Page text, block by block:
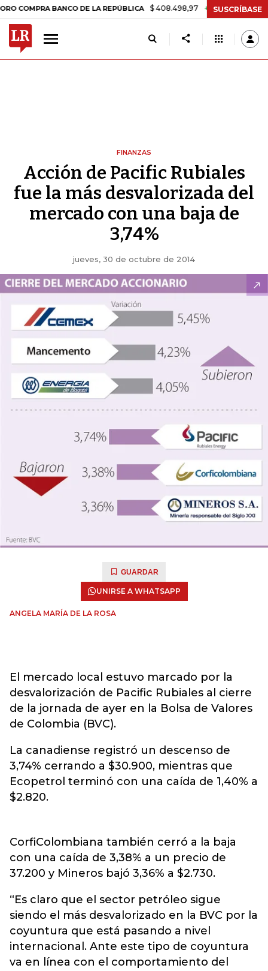
BANCO DE LA REPÚBLICA $ 408.498,97 +$ 8.753,81 +2,19%
SUSCRÍBASE
FINANZAS
Acción de Pacific Rubiales
fue la más desvalorizada del
mercado con una baja de
3,74%
jueves, 30 de octubre de 2014
GUARDAR
UNIRSE A WHATSAPP
ANGELA MARÍA DE LA ROSA
El mercado local estuvo marcado por la
desvalorización de Pacific Rubiales al cierre
de la jornada de ayer en la Bolsa de Valores
de Colombia (BVC).
La canadiense registró un descenso de
3,74% cerrando a $30.900, mientras que
Ecopetrol terminó con una caída de 1,40% a
$2.820.
CorfiColombiana también cerró a la baja
con una caída de 3,38% a un precio de
37.200 y Mineros bajó 3,36% a $2.730.
“Es claro que el sector petróleo sigue
siendo el más desvalorizado en la BVC por la
coyuntura que está pasando a nivel
internacional. Ante este tipo de coyuntura
va en línea con el comportamiento del